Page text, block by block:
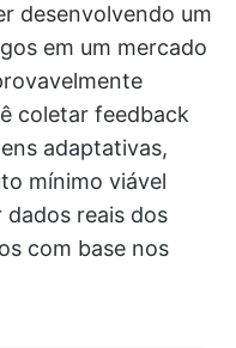
desenvolvendo um
em um mercado
coletar feedback
adaptativas,
mínimo viável
reais dos
com base nos